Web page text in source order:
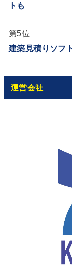
トも
第5位
建築見積りソフ
運営会社